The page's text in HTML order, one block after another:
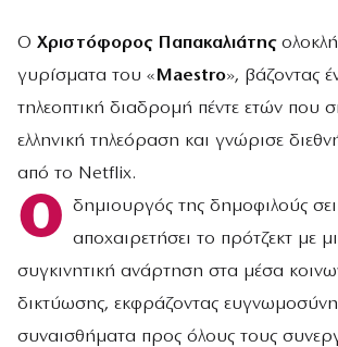
Ο Χριστόφορος Παπακαλιάτης
γυρίσματα του « Maestro», βάζοντας
τηλεοπτική διαδρομή πέντε ετών που
ελληνική τηλεόραση και γνώρισε
από το Netflix.
Ο δημιουργός της δημοφιλούς
αποχαιρετήσει το πρότζεκτ με
συγκινητική ανάρτηση στα μέσα
δικτύωσης, εκφράζοντας ευγνωμοσύνη
συναισθήματα προς όλους τους